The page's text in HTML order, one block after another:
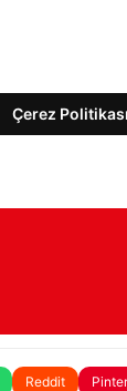
Çerez Politikası
Reddit